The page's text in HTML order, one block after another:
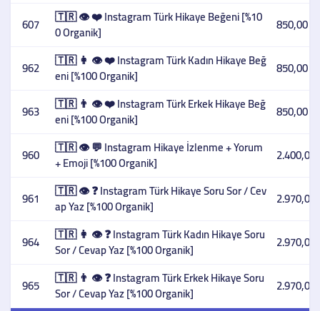
607 🇹🇷 👁️ ❤️ Instagram Türk Hikaye Beğeni [%10
0 Organik] 850,00 TL
962 🇹🇷 👩 👁️ ❤️ Instagram Türk Kadın Hikaye Beğ
eni [%100 Organik] 850,00 TL
963 🇹🇷 👨 👁️ ❤️ Instagram Türk Erkek Hikaye Beğ
eni [%100 Organik] 850,00 TL
960 🇹🇷 👁️ 💬 Instagram Hikaye İzlenme + Yorum
+ Emoji [%100 Organik] 2.400,00
961 🇹🇷 👁️ ❓ Instagram Türk Hikaye Soru Sor / Cev
ap Yaz [%100 Organik] 2.970,00
964 🇹🇷 👩 👁️ ❓ Instagram Türk Kadın Hikaye Soru
Sor / Cevap Yaz [%100 Organik] 2.970,00
965 🇹🇷 👨 👁️ ❓ Instagram Türk Erkek Hikaye Soru
Sor / Cevap Yaz [%100 Organik] 2.970,00